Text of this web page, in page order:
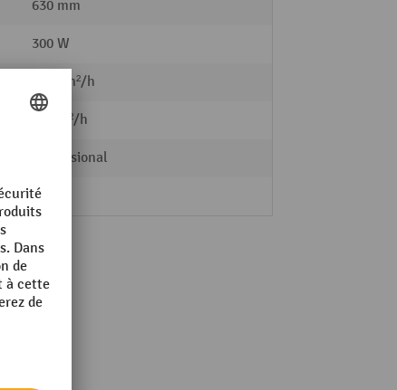
630 mm
300 W
1360 m²/h
680 m²/h
Professional
6 l